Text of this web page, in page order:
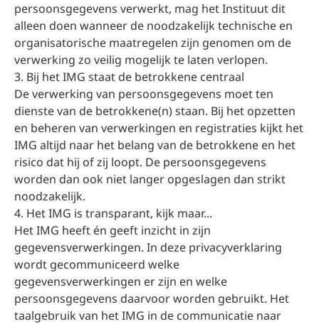
persoonsgegevens verwerkt, mag het Instituut dit
alleen doen wanneer de noodzakelijk technische en
organisatorische maatregelen zijn genomen om de
verwerking zo veilig mogelijk te laten verlopen.
3. Bij het IMG staat de betrokkene centraal
De verwerking van persoonsgegevens moet ten
dienste van de betrokkene(n) staan. Bij het opzetten
en beheren van verwerkingen en registraties kijkt het
IMG altijd naar het belang van de betrokkene en het
risico dat hij of zij loopt. De persoonsgegevens
worden dan ook niet langer opgeslagen dan strikt
noodzakelijk.
4. Het IMG is transparant, kijk maar...
Het IMG heeft én geeft inzicht in zijn
gegevensverwerkingen. In deze privacyverklaring
wordt gecommuniceerd welke
gegevensverwerkingen er zijn en welke
persoonsgegevens daarvoor worden gebruikt. Het
taalgebruik van het IMG in de communicatie naar